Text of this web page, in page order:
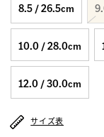
8.5 / 26.5cm
10.0 / 28.0cm
12.0 / 30.0cm
サイズ表